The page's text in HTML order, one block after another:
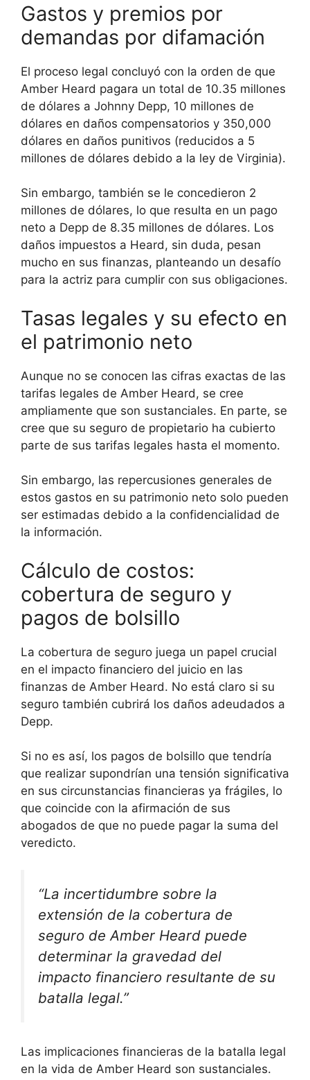
Gastos y premios por
demandas por difamación
El proceso legal concluyó con la orden de que
Amber Heard pagara un total de 10.35 millones
de dólares a Johnny Depp, 10 millones de
dólares en daños compensatorios y 350,000
dólares en daños punitivos (reducidos a 5
millones de dólares debido a la ley de Virginia).
Sin embargo, también se le concedieron 2
millones de dólares, lo que resulta en un pago
neto a Depp de 8.35 millones de dólares. Los
daños impuestos a Heard, sin duda, pesan
mucho en sus finanzas, planteando un desafío
para la actriz para cumplir con sus obligaciones.
Tasas legales y su efecto en
el patrimonio neto
Aunque no se conocen las cifras exactas de las
tarifas legales de Amber Heard, se cree
ampliamente que son sustanciales. En parte, se
cree que su seguro de propietario ha cubierto
parte de sus tarifas legales hasta el momento.
Sin embargo, las repercusiones generales de
estos gastos en su patrimonio neto solo pueden
ser estimadas debido a la confidencialidad de
la información.
Cálculo de costos:
cobertura de seguro y
pagos de bolsillo
La cobertura de seguro juega un papel crucial
en el impacto financiero del juicio en las
finanzas de Amber Heard. No está claro si su
seguro también cubrirá los daños adeudados a
Depp.
Si no es así, los pagos de bolsillo que tendría
que realizar supondrían una tensión significativa
en sus circunstancias financieras ya frágiles, lo
que coincide con la afirmación de sus
abogados de que no puede pagar la suma del
veredicto.
“La incertidumbre sobre la
extensión de la cobertura de
seguro de Amber Heard puede
determinar la gravedad del
impacto financiero resultante de su
batalla legal.”
Las implicaciones financieras de la batalla legal
en la vida de Amber Heard son sustanciales.